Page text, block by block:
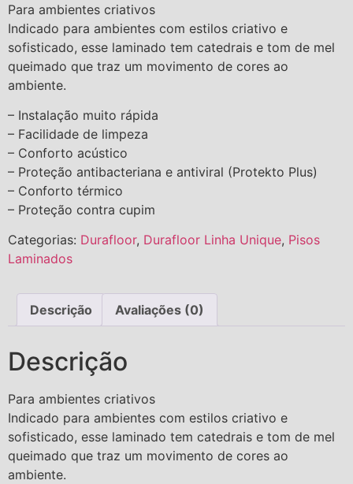
Para ambientes criativos
Indicado para ambientes com estilos criativo e
sofisticado, esse laminado tem catedrais e tom de mel
queimado que traz um movimento de cores ao
ambiente.
– Instalação muito rápida
– Facilidade de limpeza
– Conforto acústico
– Proteção antibacteriana e antiviral (Protekto Plus)
– Conforto térmico
– Proteção contra cupim
Categorias: Durafloor, Durafloor Linha Unique, Pisos
Laminados
Descrição Avaliações (0)
Descrição
Para ambientes criativos
Indicado para ambientes com estilos criativo e
sofisticado, esse laminado tem catedrais e tom de mel
queimado que traz um movimento de cores ao
ambiente.